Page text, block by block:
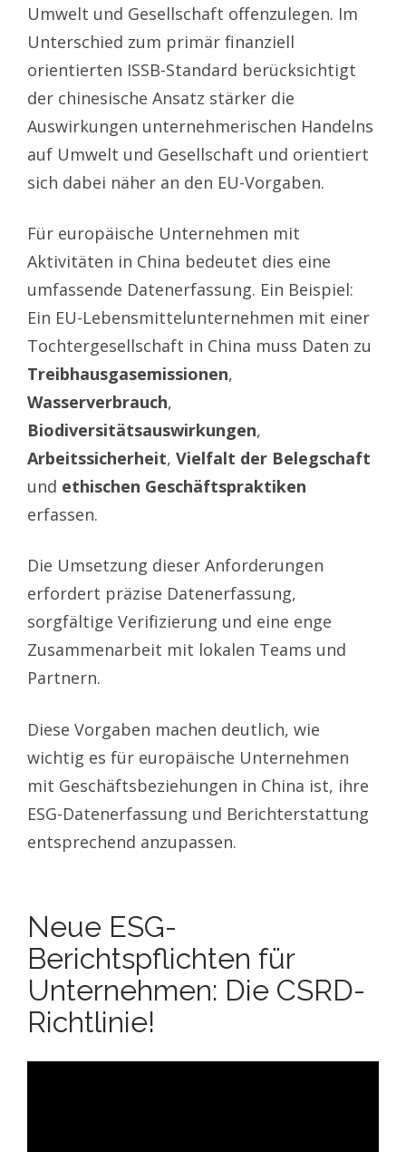
Umwelt und Gesellschaft offenzulegen. Im
Unterschied zum primär finanziell
orientierten ISSB-Standard berücksichtigt
der chinesische Ansatz stärker die
Auswirkungen unternehmerischen Handelns
auf Umwelt und Gesellschaft und orientiert
sich dabei näher an den EU-Vorgaben.
Für europäische Unternehmen mit
Aktivitäten in China bedeutet dies eine
umfassende Datenerfassung. Ein Beispiel:
Ein EU-Lebensmittelunternehmen mit einer
Tochtergesellschaft in China muss Daten zu
Treibhausgasemissionen,
Wasserverbrauch,
Biodiversitätsauswirkungen,
Arbeitssicherheit, Vielfalt der Belegschaft
und ethischen Geschäftspraktiken
erfassen.
Die Umsetzung dieser Anforderungen
erfordert präzise Datenerfassung,
sorgfältige Verifizierung und eine enge
Zusammenarbeit mit lokalen Teams und
Partnern.
Diese Vorgaben machen deutlich, wie
wichtig es für europäische Unternehmen
mit Geschäftsbeziehungen in China ist, ihre
ESG-Datenerfassung und Berichterstattung
entsprechend anzupassen.
Neue ESG-
Berichtspflichten für
Unternehmen: Die CSRD-
Richtlinie!